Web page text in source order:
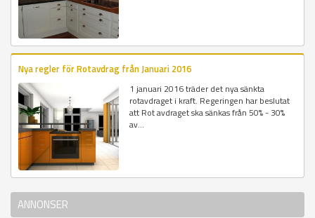
Nya regler för Rotavdrag från Januari 2016
1 januari 2016 träder det nya sänkta
rotavdraget i kraft. Regeringen har beslutat
att Rot avdraget ska sänkas från 50% - 30%
av...
ANNONSER